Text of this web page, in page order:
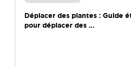
Déplacer des plantes : Guide
pour déplacer des ...